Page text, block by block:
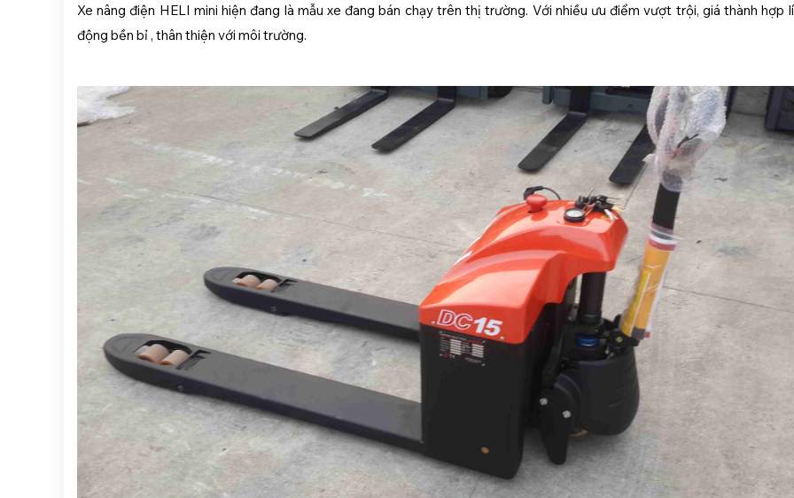
Xe nâng điện HELI mini hiện đang là mẫu xe đang bán chạy trên thị trường. Với nhiều ưu điểm vượt trội, giá thành hợp
động bền bỉ , thân thiện với môi trường.